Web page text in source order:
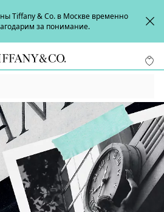
Tiffany & Co. в Москве временно
за понимание.